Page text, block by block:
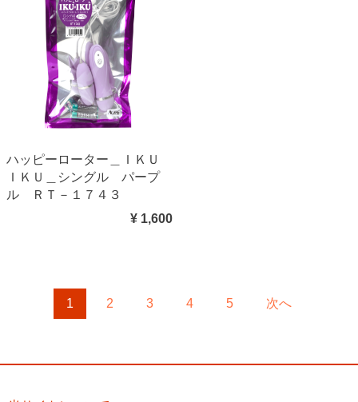
ハッピーローター＿ＩＫＵ
ＩＫＵ＿シングル パープ
ル ＲＴ－１７４３
¥ 1,600
1 2 3 4 5 次へ